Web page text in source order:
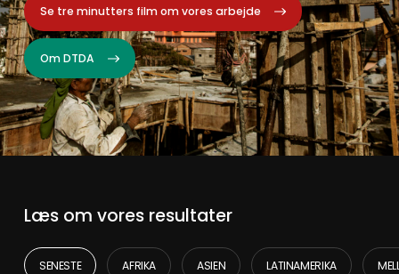
Latinamerika, MENA og Østeuropa.
Læs om vores resultater
SENESTE AFRIKA ASIEN LATINAMERIKA